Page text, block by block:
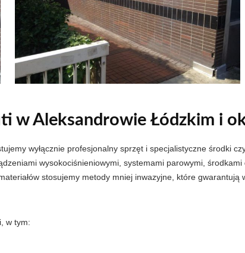
w Aleksandrowie Łódzkim i
wyłącznie profesjonalny sprzęt i specjalistyczne środki
wysokociśnieniowymi, systemami parowymi,
stosujemy metody mniej inwazyjne, które
w tym: